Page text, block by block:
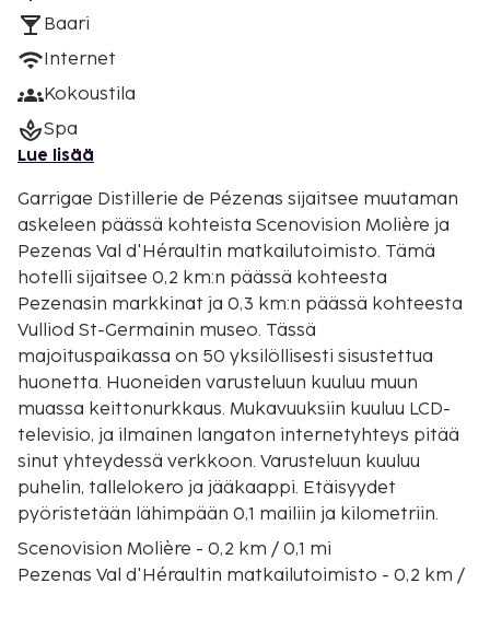
Baari
Internet
Kokoustila
Spa
Lue lisää
Garrigae Distillerie de Pézenas sijaitsee muutaman
askeleen päässä kohteista Scenovision Molière ja
Pezenas Val d'Héraultin matkailutoimisto. Tämä
hotelli sijaitsee 0,2 km:n päässä kohteesta
Pezenasin markkinat ja 0,3 km:n päässä kohteesta
Vulliod St-Germainin museo. Tässä
majoituspaikassa on 50 yksilöllisesti sisustettua
huonetta. Huoneiden varusteluun kuuluu muun
muassa keittonurkkaus. Mukavuuksiin kuuluu LCD-
televisio, ja ilmainen langaton internetyhteys pitää
sinut yhteydessä verkkoon. Varusteluun kuuluu
puhelin, tallelokero ja jääkaappi. Etäisyydet
pyöristetään lähimpään 0,1 mailiin ja kilometriin.
Scenovision Molière - 0,2 km / 0,1 mi
Pezenas Val d'Héraultin matkailutoimisto - 0,2 km /